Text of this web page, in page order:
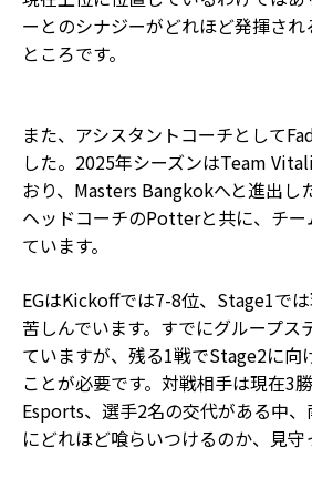
ーとのシナジーがどれほど発揮さ
ところです。
また、アシスタントコーチとして
した。2025年シーズンはTeam
おり、Masters Bangkokへと進出し
ヘッドコーチのPotterと共に、チ
ています。
EGはKickoffでは7-8位、Stage1で
苦しんでいます。すでにグループス
ていますが、残る1戦でStage2に向
ことが必要です。対戦相手は現在3
Esports、選手2名の交代がある中
にどれほど喰らいつけるのか、見守